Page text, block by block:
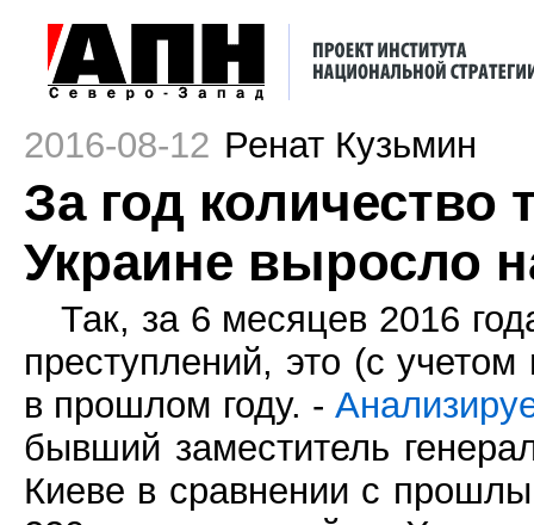
2016-08-12 Ренат Кузьмин
За год количество
Украине выросло
Так, за 6 месяцев 2016
преступлений, это (с
в прошлом году. -
бывший заместитель
Киеве в сравнении с